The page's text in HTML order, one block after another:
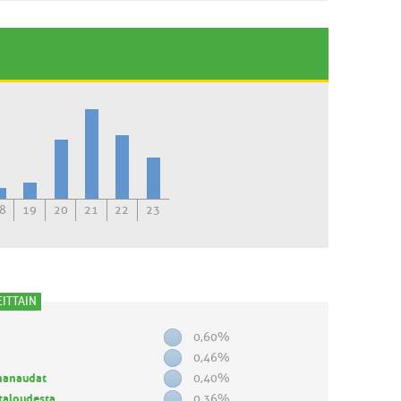
19 20 21 22 23
0,60%
0,46%
0,40%